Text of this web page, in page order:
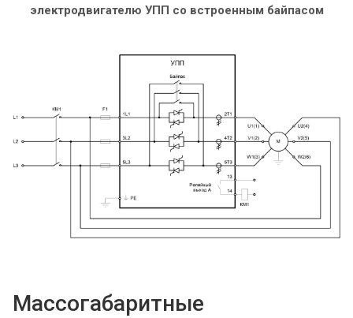
электродвигателю УПП со встроенным байпасом
Массогабаритные